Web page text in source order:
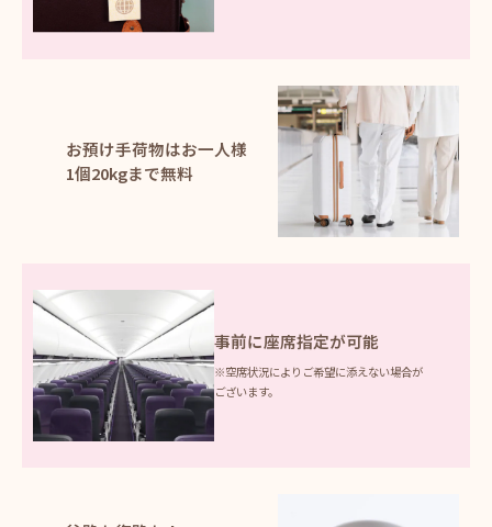
お預け手荷物はお一人様
1個20kgまで無料
事前に座席指定が可能
※空席状況によりご希望に添えない場合が
ございます。